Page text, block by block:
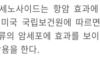
노사이드는 항암 효과
국 국립보건원에 따르
의 암세포에 효과를 보
을 한다.